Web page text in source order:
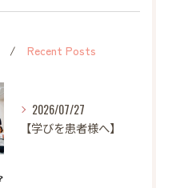
Recent Posts
2026/07/27
【学びを患者様へ】